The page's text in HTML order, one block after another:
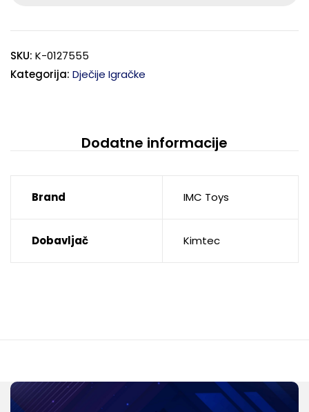
SKU: K-0127555
Kategorija: Dječije Igračke
Dodatne informacije
Brand IMC Toys
Dobavljač Kimtec